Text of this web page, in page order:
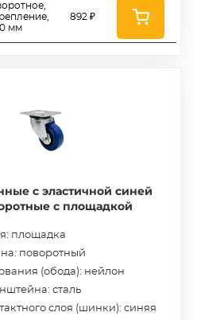
мм
892 ₽
с эластичной синей
с площадкой
площадка
поворотный
(обода): нейлон
сталь
слоя (шинки): синяя